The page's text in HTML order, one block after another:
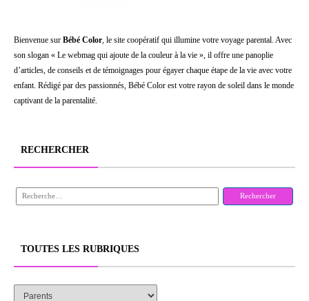
Bienvenue sur Bébé Color, le site coopératif qui illumine votre voyage parental. Avec
son slogan « Le webmag qui ajoute de la couleur à la vie », il offre une panoplie
d’articles, de conseils et de témoignages pour égayer chaque étape de la vie avec votre
enfant. Rédigé par des passionnés, Bébé Color est votre rayon de soleil dans le monde
captivant de la parentalité.
RECHERCHER
Rechercher :
TOUTES LES RUBRIQUES
TOUTES